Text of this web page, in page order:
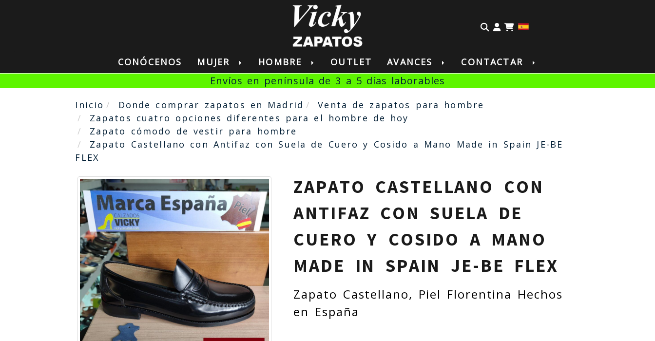
Identifícate
CONÓCENOS MUJER HOMBRE OUTLET AVANCES CONTACTAR
Envíos en península de 3 a 5 días laborables
Inicio Donde comprar zapatos en Madrid
Venta de zapatos para hombre
Zapatos cuatro opciones diferentes para el hombre de hoy
Zapato cómodo de vestir para hombre
Zapato Castellano con Antifaz con Suela de Cuero y Cosido a Mano Made in Spain JE-BE
FLEX
ZAPATO CASTELLANO CON
ANTIFAZ CON SUELA DE
CUERO Y COSIDO A MANO
MADE IN SPAIN JE-BE FLEX
Zapato Castellano, Piel Florentina Hechos
en España